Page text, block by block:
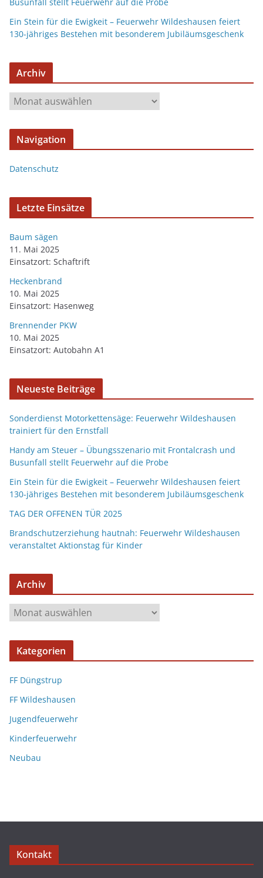
Busunfall stellt Feuerwehr auf die Probe
Ein Stein für die Ewigkeit – Feuerwehr Wildeshausen feiert
130-jähriges Bestehen mit besonderem Jubiläumsgeschenk
Archiv
Navigation
Datenschutz
Letzte Einsätze
Baum sägen
11. Mai 2025
Einsatzort: Schaftrift
Heckenbrand
10. Mai 2025
Einsatzort: Hasenweg
Brennender PKW
10. Mai 2025
Einsatzort: Autobahn A1
Neueste Beiträge
Sonderdienst Motorkettensäge: Feuerwehr Wildeshausen
trainiert für den Ernstfall
Handy am Steuer – Übungsszenario mit Frontalcrash und
Busunfall stellt Feuerwehr auf die Probe
Ein Stein für die Ewigkeit – Feuerwehr Wildeshausen feiert
130-jähriges Bestehen mit besonderem Jubiläumsgeschenk
TAG DER OFFENEN TÜR 2025
Brandschutzerziehung hautnah: Feuerwehr Wildeshausen
veranstaltet Aktionstag für Kinder
Archiv
Kategorien
FF Düngstrup
FF Wildeshausen
Jugendfeuerwehr
Kinderfeuerwehr
Neubau
Kontakt